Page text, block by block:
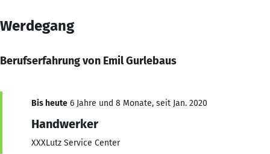
Werdegang
Berufserfahrung von Emil Gurlebaus
Bis heute 6 Jahre und 8 Monate, seit Jan. 2020
Handwerker
XXXLutz Service Center